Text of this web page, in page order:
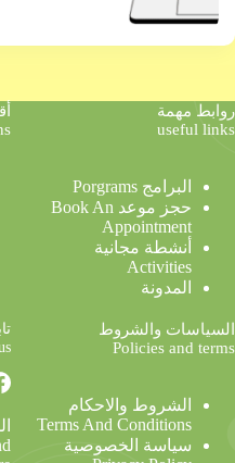
روابط مهمة
useful links
البرامج Porgrams
حجز موعد Book An
Appointment
أنشطة مجانية
Activities
المدونة
السياسات والشروط
Policies and terms
الشروط والاحكام
Terms And Conditions
سياسة الخصوصية